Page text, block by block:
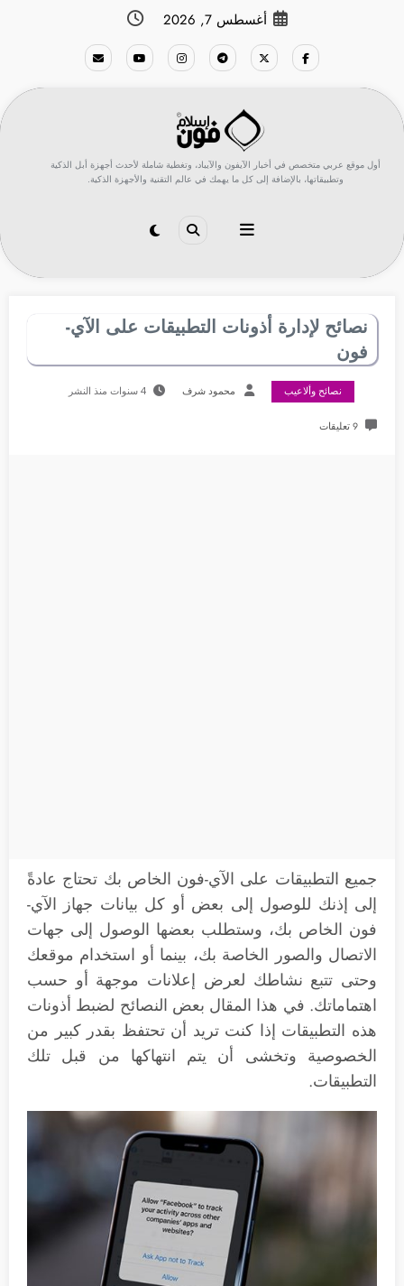
أغسطس 7, 2026
أول موقع عربي متخصص في أخبار الآيفون والآيباد، وتغطية شاملة لأحدث أجهزة أبل الذكية
وتطبيقاتها، بالإضافة إلى كل ما يهمك في عالم التقنية والأجهزة الذكية.
نصائح لإدارة أذونات التطبيقات على الآي-
فون
نصائح وألاعيب محمود شرف 4 سنوات منذ النشر
9 تعليقات
جميع التطبيقات على الآي-فون الخاص بك تحتاج عادةً
إلى إذنك للوصول إلى بعض أو كل بيانات جهاز الآي-
فون الخاص بك، وستطلب بعضها الوصول إلى جهات
الاتصال والصور الخاصة بك، بينما أو استخدام موقعك
وحتى تتبع نشاطك لعرض إعلانات موجهة أو حسب
اهتماماتك. في هذا المقال بعض النصائح لضبط أذونات
هذه التطبيقات إذا كنت تريد أن تحتفظ بقدر كبير من
الخصوصية وتخشى أن يتم انتهاكها من قبل تلك
التطبيقات.